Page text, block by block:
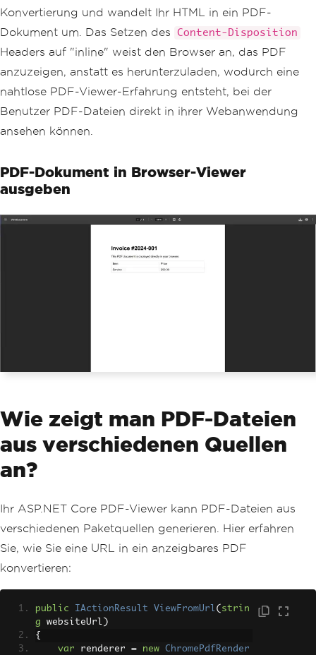
                        <tr>
                            <td style
x;'>Item</td>
                            <td style
x;'>Price</td>
                        </tr>
                            <td style
                            <td style
='border: 1px solid #ddd; padding: 8p
                        </tr>
            </html>"
;
pdf renderer
}
Konvertierung und wandelt Ihr HTML in ein PDF-
Dokument um. Das Setzen des
Content-Disposition
Headers auf "inline" weist den Browser an, das PDF
anzuzeigen, anstatt es herunterzuladen, wodurch eine
nahtlose PDF-Viewer-Erfahrung entsteht, bei der
Benutzer PDF-Dateien direkt in ihrer Webanwendung
ansehen können.
PDF-Dokument in Browser-Viewer
ausgeben
Wie zeigt man PDF-Dateien
aus verschiedenen Quellen
an?
Ihr ASP.NET Core PDF-Viewer kann PDF-Dateien aus
verschiedenen Paketquellen generieren. Hier erfahren
Sie, wie Sie eine URL in ein anzeigbares PDF
konvertieren:
public IActionResult ViewFromUrl( strin
g websiteUrl )
{
var renderer = new
ChromePdfRender